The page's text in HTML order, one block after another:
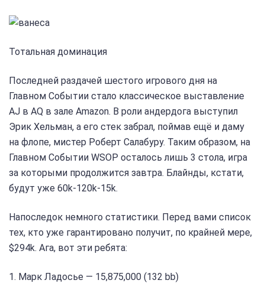
Тотальная доминация
Последней раздачей шестого игрового дня на
Главном Событии стало классическое выставление
AJ в AQ в зале Amazon. В роли андердога выступил
Эрик Хельман, а его стек забрал, поймав ещё и даму
на флопе, мистер Роберт Салабуру. Таким образом, на
Главном Событии WSOP осталось лишь 3 стола, игра
за которыми продолжится завтра. Блайнды, кстати,
будут уже 60k-120k-15k.
Напоследок немного статистики. Перед вами список
тех, кто уже гарантировано получит, по крайней мере,
$294k. Ага, вот эти ребята:
1. Марк Ладосье — 15,875,000 (132 bb)